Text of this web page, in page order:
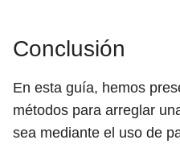
Conclusión
En esta guía, hemos
métodos para arreglar
sea mediante el uso de